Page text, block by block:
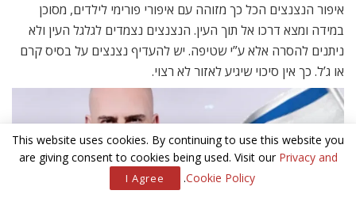
איפור הנצנצים הכל כך מזוהה עם איפורי פורימי לילדים, מסוכן
במידה ומצא דרכו אל תוך העין. הנצנצים נצמדים לגלגל העין ולא
ניתנים להסרה אלא ע”י שטיפה. יש להעדיף נצנצים על בסיס קרם
או ג’ל. כך אין סיכוי שיגיע לאזור לא רצוי.
This website uses cookies. By continuing to use this website you
are giving consent to cookies being used. Visit our Privacy and
Cookie Policy
.
I Agree